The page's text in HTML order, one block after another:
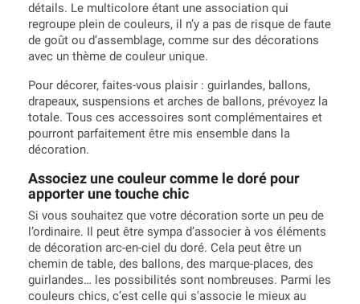
détails. Le multicolore étant une association qui
regroupe plein de couleurs, il n’y a pas de risque de faute
de goût ou d’assemblage, comme sur des décorations
avec un thème de couleur unique.
Pour décorer, faites-vous plaisir : guirlandes, ballons,
drapeaux, suspensions et arches de ballons, prévoyez la
totale. Tous ces accessoires sont complémentaires et
pourront parfaitement être mis ensemble dans la
décoration.
Associez une couleur comme le doré pour
apporter une touche chic
Si vous souhaitez que votre décoration sorte un peu de
l’ordinaire. Il peut être sympa d’associer à vos éléments
de décoration arc-en-ciel du doré. Cela peut être un
chemin de table, des ballons, des marque-places, des
guirlandes… les possibilités sont nombreuses. Parmi les
couleurs chics, c’est celle qui s'associe le mieux au